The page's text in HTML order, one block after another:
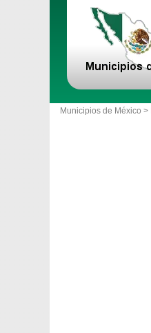
Municipios de México >